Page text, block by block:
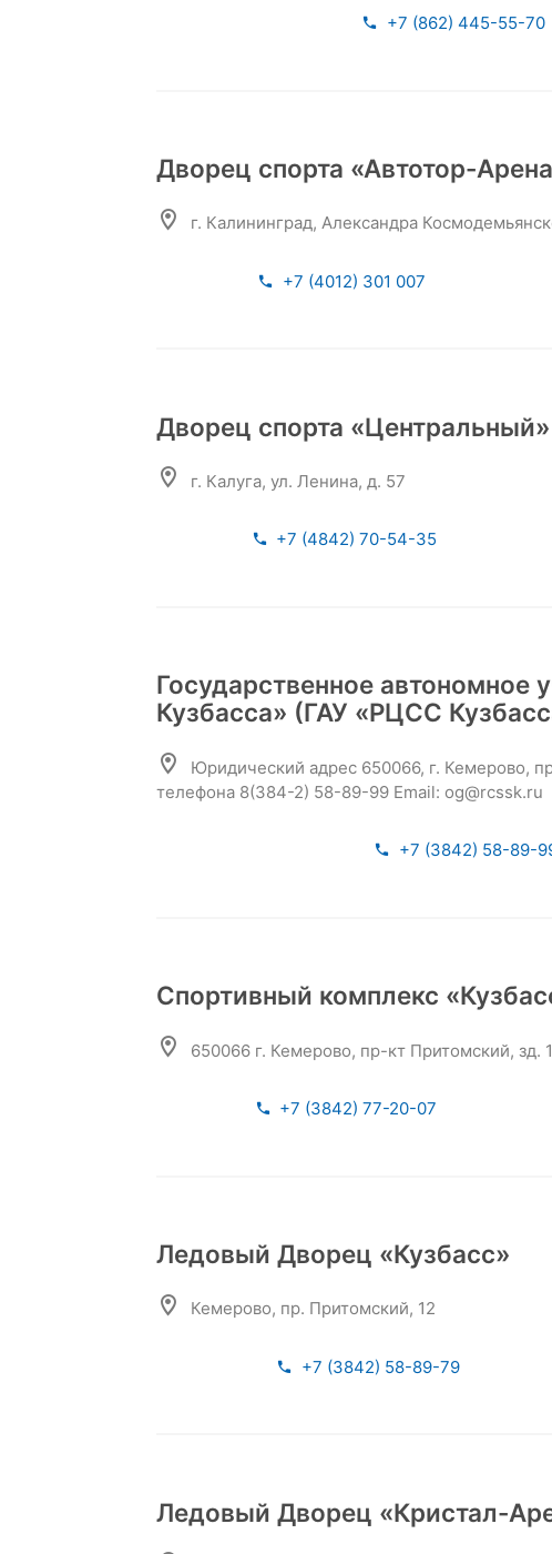
+7 (862) 445-55-70
Дворец спорта «Автотор-
г. Калининград, Александра
+7 (4012) 301 007
Дворец спорта «Центральный»
г. Калуга, ул. Ленина, д. 57
+7 (4842) 70-54-35
Государственное
Кузбасса» (ГАУ «РЦСС
Юридический адрес 650066, г. Кемерово,
телефона 8(384-2) 58-89-99 Email: og@rcssk.ru
+7 (3842) 58-89-
Спортивный комплекс
650066 г. Кемерово, пр-кт Притомский, зд.
+7 (3842) 77-20-07
Ледовый Дворец «Кузбасс»
Кемерово, пр. Притомский, 12
+7 (3842) 58-89-79
Ледовый Дворец «Кристал-